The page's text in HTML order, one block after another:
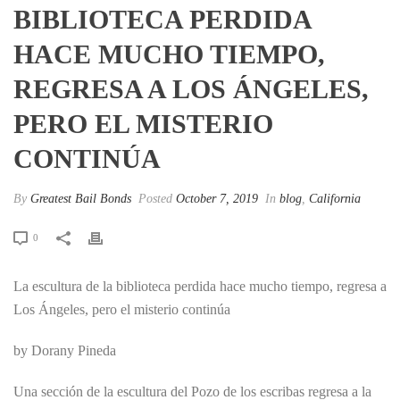
BIBLIOTECA PERDIDA
HACE MUCHO TIEMPO,
REGRESA A LOS ÁNGELES,
PERO EL MISTERIO
CONTINÚA
By Greatest Bail Bonds Posted October 7, 2019 In blog, California
0
La escultura de la biblioteca perdida hace mucho tiempo, regresa a
Los Ángeles, pero el misterio continúa
by Dorany Pineda
Una sección de la escultura del Pozo de los escribas regresa a la